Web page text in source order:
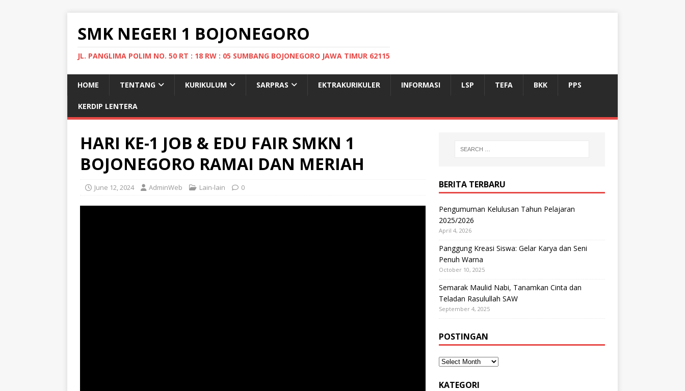
SMK NEGERI 1 BOJONEGORO
JL. PANGLIMA POLIM NO. 50 RT : 18 RW : 05 SUMBANG BOJONEGORO JAWA TIMUR 62115
HOME TENTANG KURIKULUM SARPRAS EKTRAKURIKULER INFORMASI LSP TEFA BKK PPS
KERDIP LENTERA
HARI KE-1 JOB & EDU FAIR SMKN 1
BOJONEGORO RAMAI DAN MERIAH
June 12, 2024 AdminWeb Lain-lain 0 BERITA TERBARU
Pengumuman Kelulusan Tahun Pelajaran
2025/2026
April 4, 2026
Panggung Kreasi Siswa: Gelar Karya dan Seni
Penuh Warna
October 10, 2025
Semarak Maulid Nabi, Tanamkan Cinta dan
Teladan Rasulullah SAW
September 4, 2025
POSTINGAN
KATEGORI